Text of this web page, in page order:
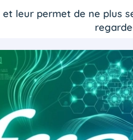
leur permet de ne plus